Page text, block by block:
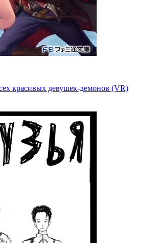
красивых девушек-демонов (VR)